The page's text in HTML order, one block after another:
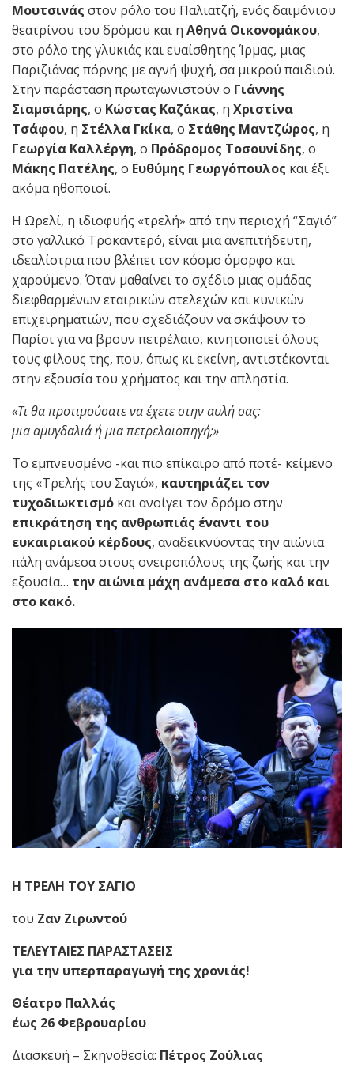
Μουτσινάς στον ρόλο του Παλιατζή, ενός δαιμόνιου
θεατρίνου του δρόμου και η Αθηνά Οικονομάκου,
στο ρόλο της γλυκιάς και ευαίσθητης Ίρμας, μιας
Παριζιάνας πόρνης με αγνή ψυχή, σα μικρού παιδιού.
Στην παράσταση πρωταγωνιστούν ο Γιάννης
Σιαμσιάρης, ο Κώστας Καζάκας, η Χριστίνα
Τσάφου, η Στέλλα Γκίκα, ο Στάθης Μαντζώρος, η
Γεωργία Καλλέργη, ο Πρόδρομος Τοσουνίδης, ο
Μάκης Πατέλης, ο Ευθύμης Γεωργόπουλος και έξι
ακόμα ηθοποιοί.
Η Ωρελί, η ιδιοφυής «τρελή» από την περιοχή “Σαγιό”
στο γαλλικό Τροκαντερό, είναι μια ανεπιτήδευτη,
ιδεαλίστρια που βλέπει τον κόσμο όμορφο και
χαρούμενο. Όταν μαθαίνει το σχέδιο μιας ομάδας
διεφθαρμένων εταιρικών στελεχών και κυνικών
επιχειρηματιών, που σχεδιάζουν να σκάψουν το
Παρίσι για να βρουν πετρέλαιο, κινητοποιεί όλους
τους φίλους της, που, όπως κι εκείνη, αντιστέκονται
στην εξουσία του χρήματος και την απληστία.
«Τι θα προτιμούσατε να έχετε στην αυλή σας:
μια αμυγδαλιά ή μια πετρελαιοπηγή;»
Το εμπνευσμένο -και πιο επίκαιρο από ποτέ- κείμενο
της «Τρελής του Σαγιό», καυτηριάζει τον
τυχοδιωκτισμό και ανοίγει τον δρόμο στην
επικράτηση της ανθρωπιάς έναντι του
ευκαιριακού κέρδους, αναδεικνύοντας την αιώνια
πάλη ανάμεσα στους ονειροπόλους της ζωής και την
εξουσία… την αιώνια μάχη ανάμεσα στο καλό και
στο κακό.
Η ΤΡΕΛΗ ΤΟΥ ΣΑΓΙΟ
του Ζαν Ζιρωντού
ΤΕΛΕΥΤΑΙΕΣ ΠΑΡΑΣΤΑΣΕΙΣ
για την υπερπαραγωγή της χρονιάς!
Θέατρο Παλλάς
έως 26 Φεβρουαρίου
Διασκευή – Σκηνοθεσία: Πέτρος Ζούλιας